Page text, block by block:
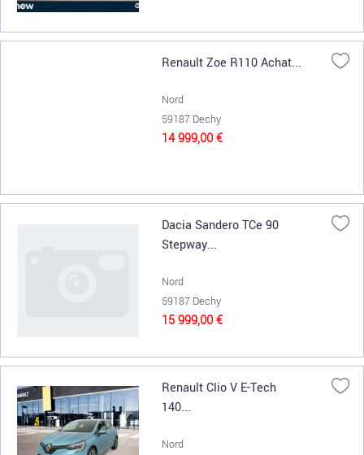
Renault Zoe R110 Achat...
Nord
59187 Dechy
14 999,00 €
Dacia Sandero TCe 90
Stepway...
Nord
59187 Dechy
15 999,00 €
Renault Clio V E-Tech
140...
Nord